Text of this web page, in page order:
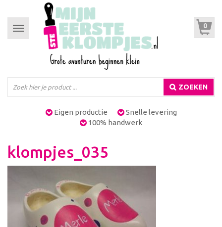
Toggle
navigation
0
ZOEKEN
Eigen productie
Snelle levering
100% handwerk
klompjes_035